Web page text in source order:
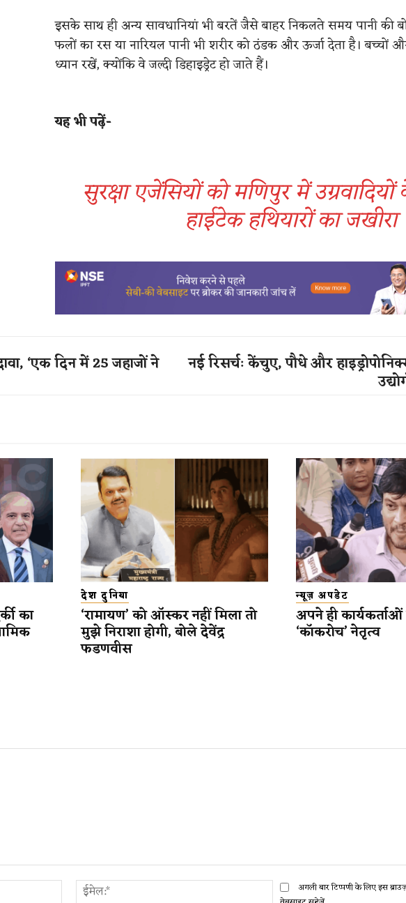
इसके साथ ही अन्य सावधानियां भी बरतें जैसे बाहर निकलते समय पानी की
फलों का रस या नारियल पानी भी शरीर को ठंडक और ऊर्जा देता है। बच्चों
ध्यान रखें, क्योंकि वे जल्दी डिहाइड्रेट हो जाते हैं।
यह भी पढ़ें-
सुरक्षा एजेंसियों को मणिपुर में
हाईटेक हथियारों का जखीरा
‘एक दिन में 25 जहाजों ने नई रिसर्चः केंचुए, पौधे और
का
देश दुनिया
‘रामायण’ को ऑस्कर नहीं मिला तो
मुझे निराशा होगी, बोले देवेंद्र
फडणवीस
न्यूज़ अपडेट
अपने ही
‘कॉकरोच’ नेतृत्व
नाम:*
ईमेल:*अगली बार टिप्पणी के लिए इस